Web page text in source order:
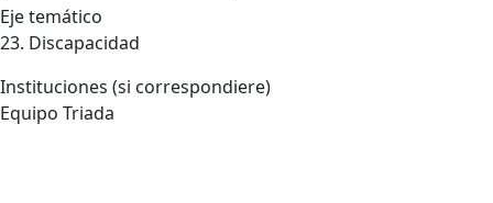
Eje temático
23. Discapacidad
Instituciones (si correspondiere)
Equipo Triada